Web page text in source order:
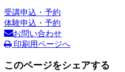
受講申込・予約
体験申込・予約
お問い合わせ
印刷用ページへ
このページをシェアする